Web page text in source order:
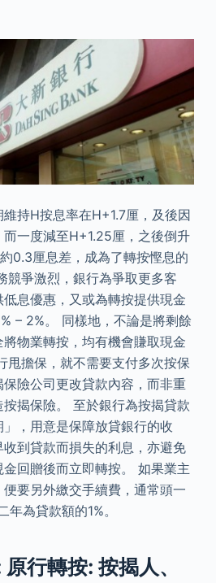
持H按息率在H+1.7厘，及後因
一度減至H+1.25厘，之後倒升
0.3厘息差，成為了轉按慳息的
競爭激烈，銀行為爭取更多客
息優惠，又或為轉按提供現金
– 2%。 同樣地，不論是將剩餘
物業轉按，均有機會賺取現金
甩擔保，就不需要支付多次按保
險公司更改貸款內容，而非重
揭保險。 至於銀行為按揭貸款
，用意是保障放貸銀行的收
到貸款而損失的利息，亦避免
回贈後而立即轉按。 如果業主
要另外繳交手續費，通常頭一
為貸款額的1%。
行轉按: 按揭人、